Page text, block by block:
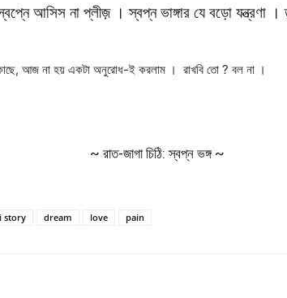
আসিস না প্লীজ় । স্বপ্ন ভাঙ্গার যে বড়ো যন্ত্রণা
আজ না হয় একটা অনুরোধ-ই করলাম । রাখবি তো ? বল না ।
~ রাত-জাগা চিঠি: স্বপ্ন ভঙ্গ ~
story dream love pain